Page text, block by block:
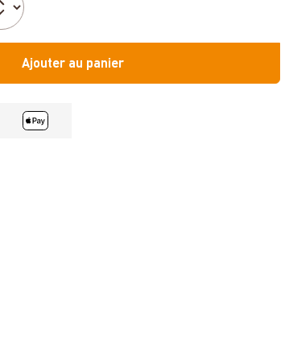
Ajouter au panier